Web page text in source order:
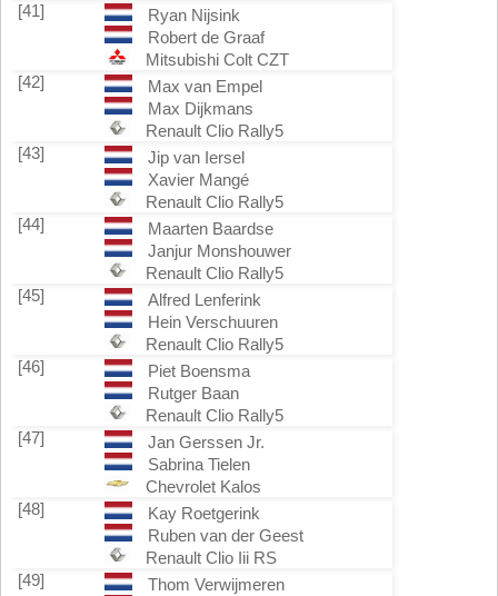
[41]
Ryan Nijsink
Robert de Graaf
Mitsubishi Colt CZT
[42]
Max van Empel
Max Dijkmans
Renault Clio Rally5
[43]
Jip van Iersel
Xavier Mangé
Renault Clio Rally5
[44]
Maarten Baardse
Janjur Monshouwer
Renault Clio Rally5
[45]
Alfred Lenferink
Hein Verschuuren
Renault Clio Rally5
[46]
Piet Boensma
Rutger Baan
Renault Clio Rally5
[47]
Jan Gerssen Jr.
Sabrina Tielen
Chevrolet Kalos
[48]
Kay Roetgerink
Ruben van der Geest
Renault Clio Iii RS
[49]
Thom Verwijmeren